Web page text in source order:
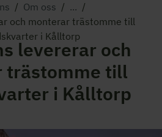
/ Om oss / ... /
och monterar trästomme till
i Kålltorp
levererar och
trästomme till
i Kålltorp